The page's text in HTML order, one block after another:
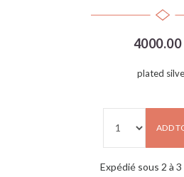
4000.00
plated
ADD
Expédié sous 2 à